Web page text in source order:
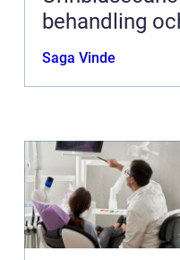
behandling
Saga Vinde